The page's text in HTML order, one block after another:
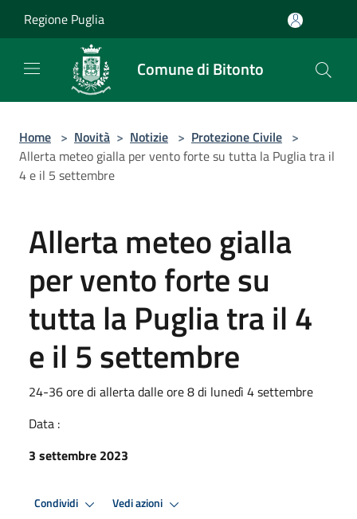
Regione Puglia
Comune di Bitonto
Home > Novità > Notizie > Protezione Civile >
Allerta meteo gialla per vento forte su tutta la Puglia tra il
4 e il 5 settembre
Allerta meteo gialla
per vento forte su
tutta la Puglia tra il 4
e il 5 settembre
24-36 ore di allerta dalle ore 8 di lunedì 4 settembre
Data :
3 settembre 2023
Condividi Vedi azioni